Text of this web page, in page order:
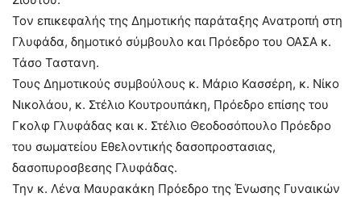
Τον επικεφαλής της Δημοτικής παράταξης Ανατροπή στη
Γλυφάδα, δημοτικό σύμβουλο και Πρόεδρο του ΟΑΣΑ κ.
Τάσο Ταστανη.
Τους Δημοτικούς συμβούλους κ. Μάριο Κασσέρη, κ. Νίκο
Νικολάου, κ. Στέλιο Κουτρουπάκη, Πρόεδρο επίσης του
Γκολφ Γλυφάδας και κ. Στέλιο Θεοδοσόπουλο Πρόεδρο
του σωματείου Εθελοντικής δασοπροστασιας,
δασοπυροσβεσης Γλυφάδας.
Την κ. Λένα Μαυρακάκη Πρόεδρο της Ένωσης Γυναικών